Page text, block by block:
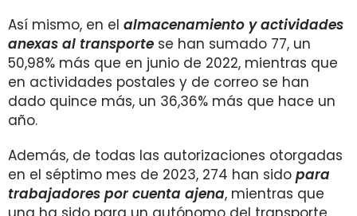
Así mismo, en el almacenamiento y actividades
anexas al transporte se han sumado 77, un
50,98% más que en junio de 2022, mientras que
en actividades postales y de correo se han
dado quince más, un 36,36% más que hace un
año.
Además, de todas las autorizaciones otorgadas
en el séptimo mes de 2023, 274 han sido para
trabajadores por cuenta ajena, mientras que